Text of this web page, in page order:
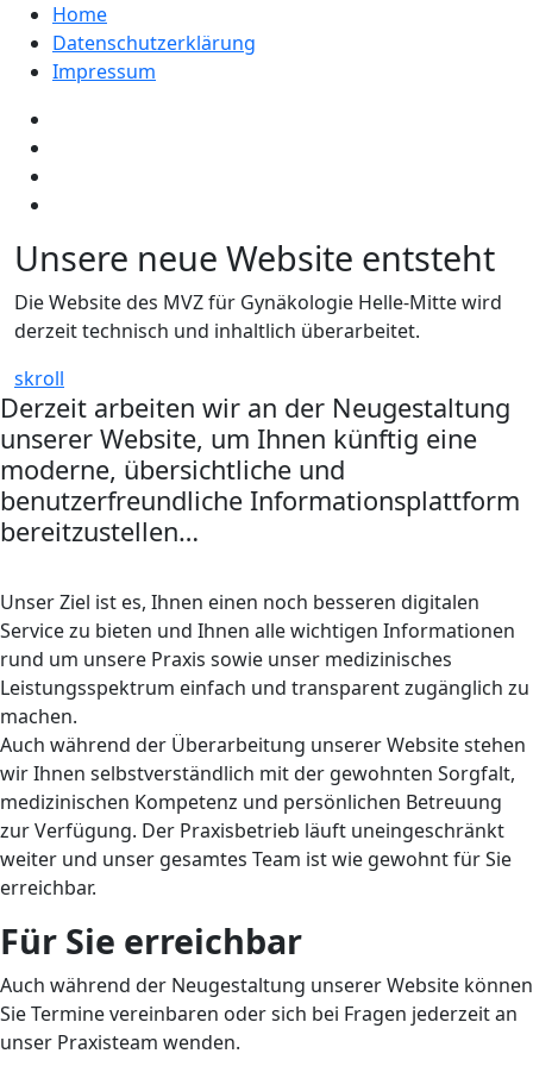
Home
Datenschutzerklärung
Impressum
Unsere neue Website entsteht
Die Website des MVZ für Gynäkologie Helle-Mitte wird
derzeit technisch und inhaltlich überarbeitet.
skroll
Derzeit arbeiten wir an der Neugestaltung
unserer Website, um Ihnen künftig eine
moderne, übersichtliche und
benutzerfreundliche Informationsplattform
bereitzustellen…
Unser Ziel ist es, Ihnen einen noch besseren digitalen
Service zu bieten und Ihnen alle wichtigen Informationen
rund um unsere Praxis sowie unser medizinisches
Leistungsspektrum einfach und transparent zugänglich zu
machen.
Auch während der Überarbeitung unserer Website stehen
wir Ihnen selbstverständlich mit der gewohnten Sorgfalt,
medizinischen Kompetenz und persönlichen Betreuung
zur Verfügung. Der Praxisbetrieb läuft uneingeschränkt
weiter und unser gesamtes Team ist wie gewohnt für Sie
erreichbar.
Für Sie erreichbar
Auch während der Neugestaltung unserer Website können
Sie Termine vereinbaren oder sich bei Fragen jederzeit an
unser Praxisteam wenden.